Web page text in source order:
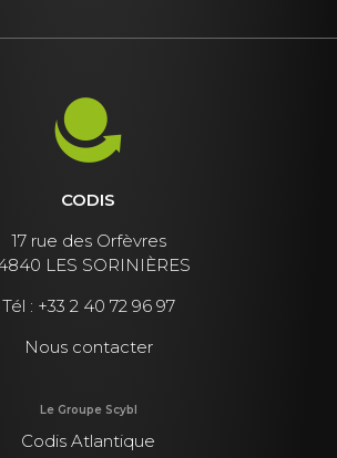
CODIS
17 rue des Orfèvres
LES SORINIÈRES
Tél : +33 2 40 72 96 97
Nous contacter
Le Groupe Scybl
Codis Atlantique